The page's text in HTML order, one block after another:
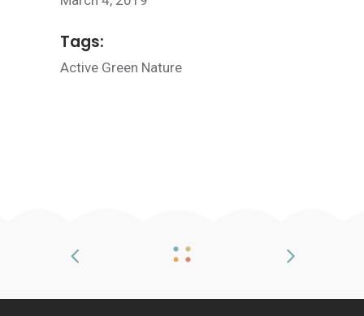
Tags:
Active Green Nature